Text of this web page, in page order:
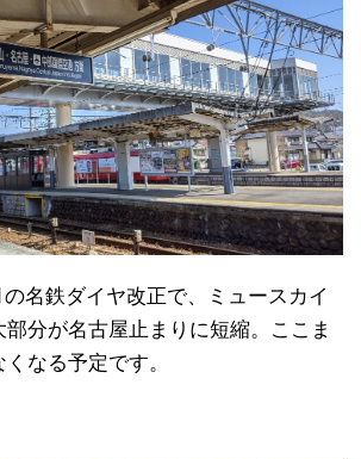
名鉄ダイヤ改正で、ミュースカイ
分が名古屋止まりに短縮。ここま
なる予定です。